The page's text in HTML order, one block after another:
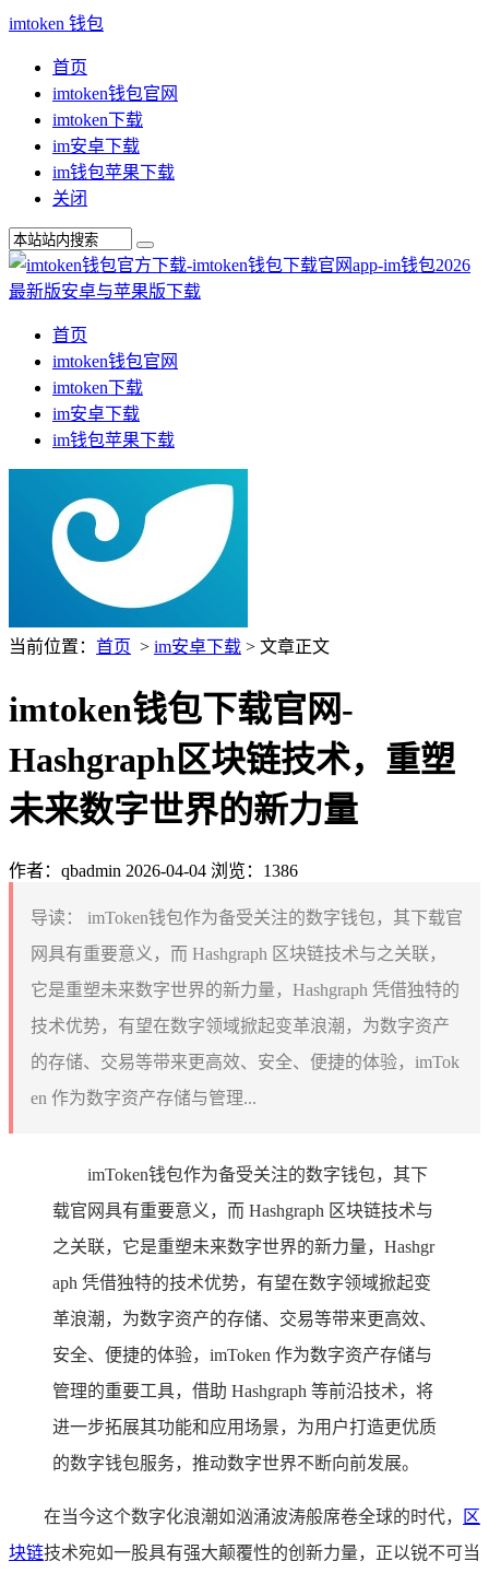
imtoken 钱包
首页
imtoken钱包官网
imtoken下载
im安卓下载
im钱包苹果下载
关闭
首页
imtoken钱包官网
imtoken下载
im安卓下载
im钱包苹果下载
当前位置： 首页 > im安卓下载 > 文章正文
imtoken钱包下载官网-
Hashgraph区块链技术，重塑
未来数字世界的新力量
作者：qbadmin 2026-04-04 浏览：1386
导读：
imToken钱包作为备受关注的数字钱包，其下载官
网具有重要意义，而 Hashgraph 区块链技术与之关联，
它是重塑未来数字世界的新力量，Hashgraph 凭借独特的
技术优势，有望在数字领域掀起变革浪潮，为数字资产
的存储、交易等带来更高效、安全、便捷的体验，imTok
en 作为数字资产存储与管理...
imToken钱包作为备受关注的数字钱包，其下
载官网具有重要意义，而 Hashgraph 区块链技术与
之关联，它是重塑未来数字世界的新力量，Hashgr
aph 凭借独特的技术优势，有望在数字领域掀起变
革浪潮，为数字资产的存储、交易等带来更高效、
安全、便捷的体验，imToken 作为数字资产存储与
管理的重要工具，借助 Hashgraph 等前沿技术，将
进一步拓展其功能和应用场景，为用户打造更优质
的数字钱包服务，推动数字世界不断向前发展。
在当今这个数字化浪潮如汹涌波涛般席卷全球的时代，
区
块链技术宛如一股具有强大颠覆性的创新力量，正以锐不可当